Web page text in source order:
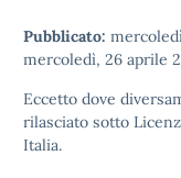
Pubblicato:
mercoledì, 26 aprile
Eccetto dove
rilasciato sotto
Italia.